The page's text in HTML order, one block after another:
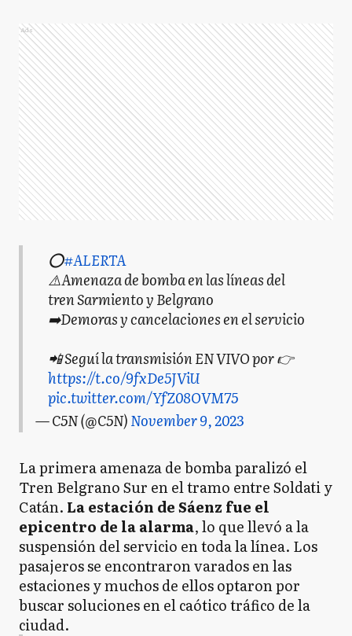
Ads
⭕️#ALERTA
⚠️Amenaza de bomba en las líneas del
tren Sarmiento y Belgrano
➡️Demoras y cancelaciones en el servicio
📲 Seguí la transmisión EN VIVO por 👉
https://t.co/9fxDe5JViU
pic.twitter.com/YfZ08OVM75
— C5N (@C5N)November 9, 2023
La primera amenaza de bomba paralizó el
Tren Belgrano Sur en el tramo entre Soldati y
Catán. La estación de Sáenz fue el
epicentro de la alarma, lo que llevó a la
suspensión del servicio en toda la línea. Los
pasajeros se encontraron varados en las
estaciones y muchos de ellos optaron por
buscar soluciones en el caótico tráfico de la
ciudad.